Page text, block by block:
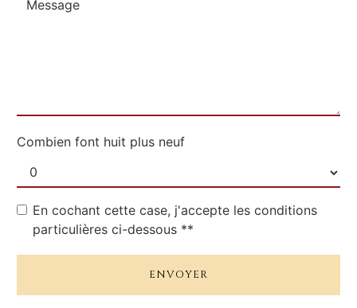
Combien font huit plus neuf
En cochant cette case, j'accepte les conditions
particulières ci-dessous **
ENVOYER